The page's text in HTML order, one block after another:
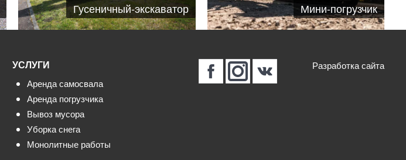
Гусеничный-экскаватор Мини-погрузчик
УСЛУГИ
Аренда самосвала
Аренда погрузчика
Вывоз мусора
Уборка снега
Монолитные работы
Разработка сайта